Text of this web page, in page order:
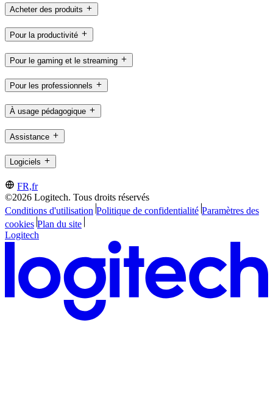
Acheter des produits
Pour la productivité
Pour le gaming et le streaming
Pour les professionnels
À usage pédagogique
Assistance
Logiciels
FR,fr
©2026 Logitech. Tous droits réservés
Conditions d'utilisation Politique de confidentialité Paramètres des
cookies Plan du site
Logitech